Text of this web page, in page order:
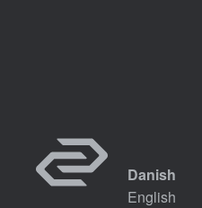
Danish
English